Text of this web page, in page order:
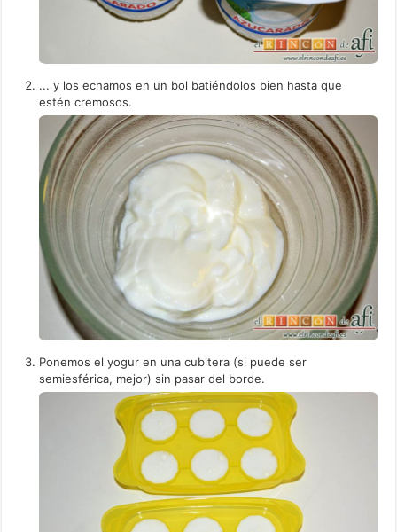
... y los echamos en un bol batiéndolos bien hasta que
estén cremosos.
Ponemos el yogur en una cubitera (si puede ser
semiesférica, mejor) sin pasar del borde.